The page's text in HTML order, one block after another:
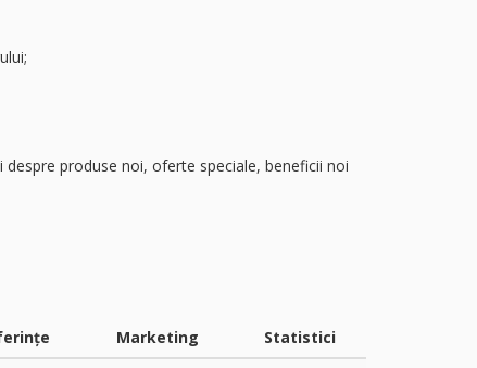
produse noi, oferte speciale, beneficii noi
Marketing
Statistici